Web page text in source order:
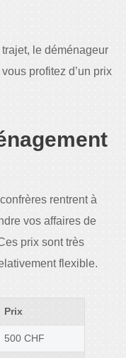
le déménageur
profitez d’un prix
rentrent à
vos affaires de
prix sont très
flexible.
Prix
500 CHF